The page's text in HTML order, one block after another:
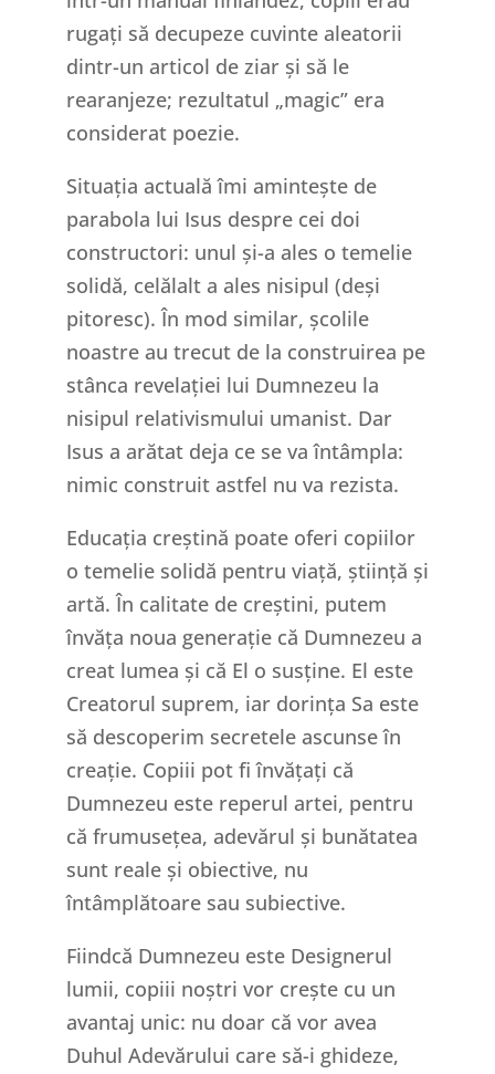
rugați să decupeze cuvinte aleatorii
dintr-un articol de ziar și să le
rearanjeze; rezultatul „magic” era
considerat poezie.
Situația actuală îmi amintește de
parabola lui Isus despre cei doi
constructori: unul și-a ales o temelie
solidă, celălalt a ales nisipul (deși
pitoresc). În mod similar, școlile
noastre au trecut de la construirea pe
stânca revelației lui Dumnezeu la
nisipul relativismului umanist. Dar
Isus a arătat deja ce se va întâmpla:
nimic construit astfel nu va rezista.
Educația creștină poate oferi copiilor
o temelie solidă pentru viață, știință și
artă. În calitate de creștini, putem
învăța noua generație că Dumnezeu a
creat lumea și că El o susține. El este
Creatorul suprem, iar dorința Sa este
să descoperim secretele ascunse în
creație. Copiii pot fi învățați că
Dumnezeu este reperul artei, pentru
că frumusețea, adevărul și bunătatea
sunt reale și obiective, nu
întâmplătoare sau subiective.
Fiindcă Dumnezeu este Designerul
lumii, copiii noștri vor crește cu un
avantaj unic: nu doar că vor avea
Duhul Adevărului care să-i ghideze,